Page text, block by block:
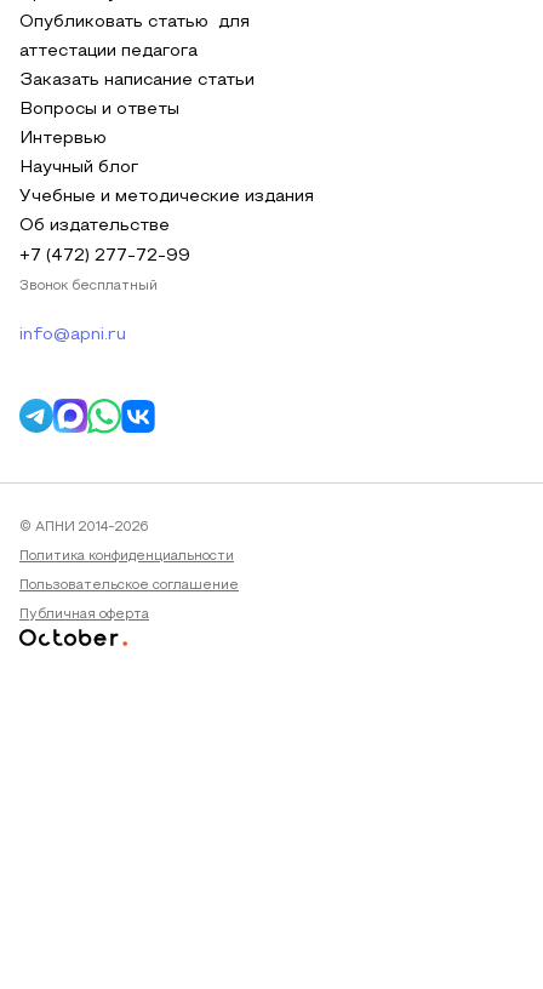
Опубликовать статью для
аттестации педагога
Заказать написание статьи
Вопросы и ответы
Интервью
Научный блог
Учебные и методические издания
Об издательстве
+7 (472) 277-72-99
Звонок бесплатный
info@apni.ru
© АПНИ 2014-2026
Политика конфиденциальности
Пользовательское соглашение
Публичная оферта